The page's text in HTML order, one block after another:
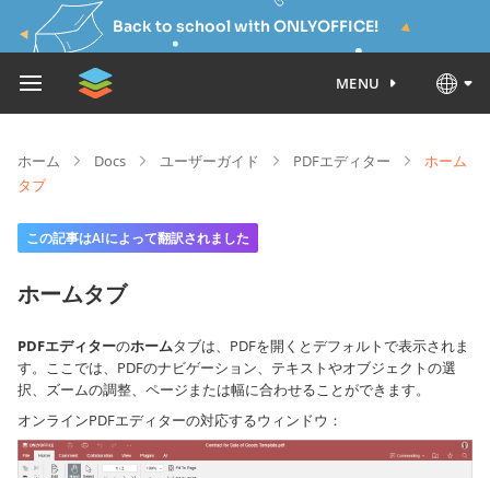
Back to school with ONLYOFFICE!
MENU
ホーム Docs ユーザーガイド PDFエディター
ホーム
タブ
この記事はAIによって翻訳されました
ホームタブ
PDFエディターのホームタブは、PDFを開くとデフォルトで表示されま
す。ここでは、PDFのナビゲーション、テキストやオブジェクトの選
択、ズームの調整、ページまたは幅に合わせることができます。
オンラインPDFエディターの対応するウィンドウ：